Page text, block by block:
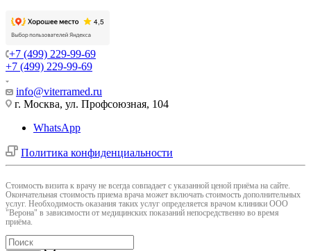
+7 (499) 229-99-69
+7 (499) 229-99-69
info@viterramed.ru
г. Москва, ул. Профсоюзная, 104
WhatsApp
Политика конфиденциальности
Cтоимость визита к врачу не всегда совпадает с указанной ценой приёма на сайте.
Окончательная стоимость приема врача может включать стоимость дополнительных
услуг. Необходимость оказания таких услуг определяется врачом клиники ООО
"Верона" в зависимости от медицинских показаний непосредственно во время
приёма.